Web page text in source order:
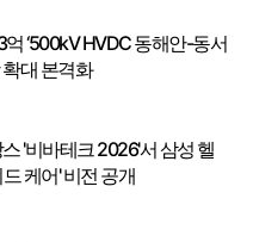
‘500kV HVDC 동해안-동서
확대 본격화
'비바테크 2026'서 삼성 헬
케어' 비전 공개